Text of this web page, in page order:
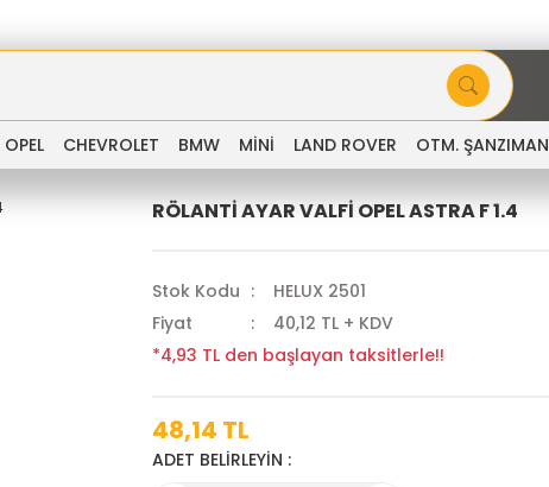
OPEL CHEVROLET BMW MİNİ LAND ROVER OTM. ŞANZIMAN
RÖLANTİ AYAR VALFİ OPEL ASTRA F 1.4
Stok Kodu
HELUX 2501
Fiyat
40,12 TL + KDV
*4,93 TL den başlayan taksitlerle!!
48,14 TL
ADET BELİRLEYİN :